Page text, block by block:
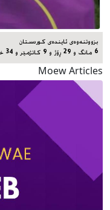
بزووتنەوەی ئایندەی کوردستان
6 مانگ و 29 ڕۆژ و 9 کاتژمێر و 34 خوله‌ک له‌مه‌وپێش‌
Moew Articles